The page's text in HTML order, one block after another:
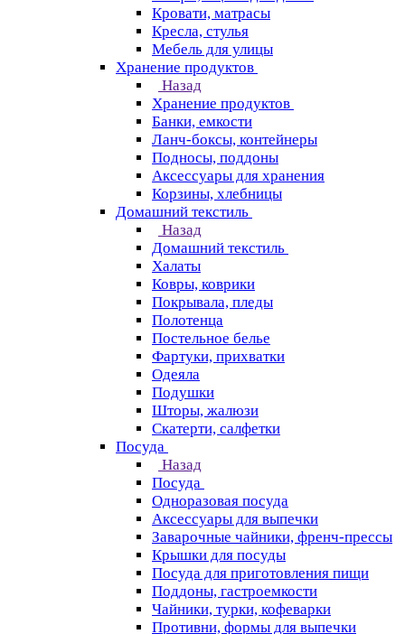
Кровати, матрасы
Кресла, стулья
Мебель для улицы
Хранение продуктов
Назад
Хранение продуктов
Банки, емкости
Ланч-боксы, контейнеры
Подносы, поддоны
Аксессуары для хранения
Корзины, хлебницы
Домашний текстиль
Назад
Домашний текстиль
Халаты
Ковры, коврики
Покрывала, пледы
Полотенца
Постельное белье
Фартуки, прихватки
Одеяла
Подушки
Шторы, жалюзи
Скатерти, салфетки
Посуда
Назад
Посуда
Одноразовая посуда
Аксессуары для выпечки
Заварочные чайники, френч-прессы
Крышки для посуды
Посуда для приготовления пищи
Поддоны, гастроемкости
Чайники, турки, кофеварки
Противни, формы для выпечки